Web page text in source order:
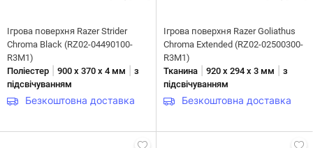
Ігрова поверхня Razer Strider
Chroma Black (RZ02-04490100-
R3M1)
Поліестер
900 х 370 х 4 мм
з
підсвічуванням
Безкоштовна доставка
Ігрова поверхня Razer Goliathus
Chroma Extended (RZ02-02500300-
R3M1)
Тканина
920 х 294 х 3 мм
з
підсвічуванням
Безкоштовна доставка